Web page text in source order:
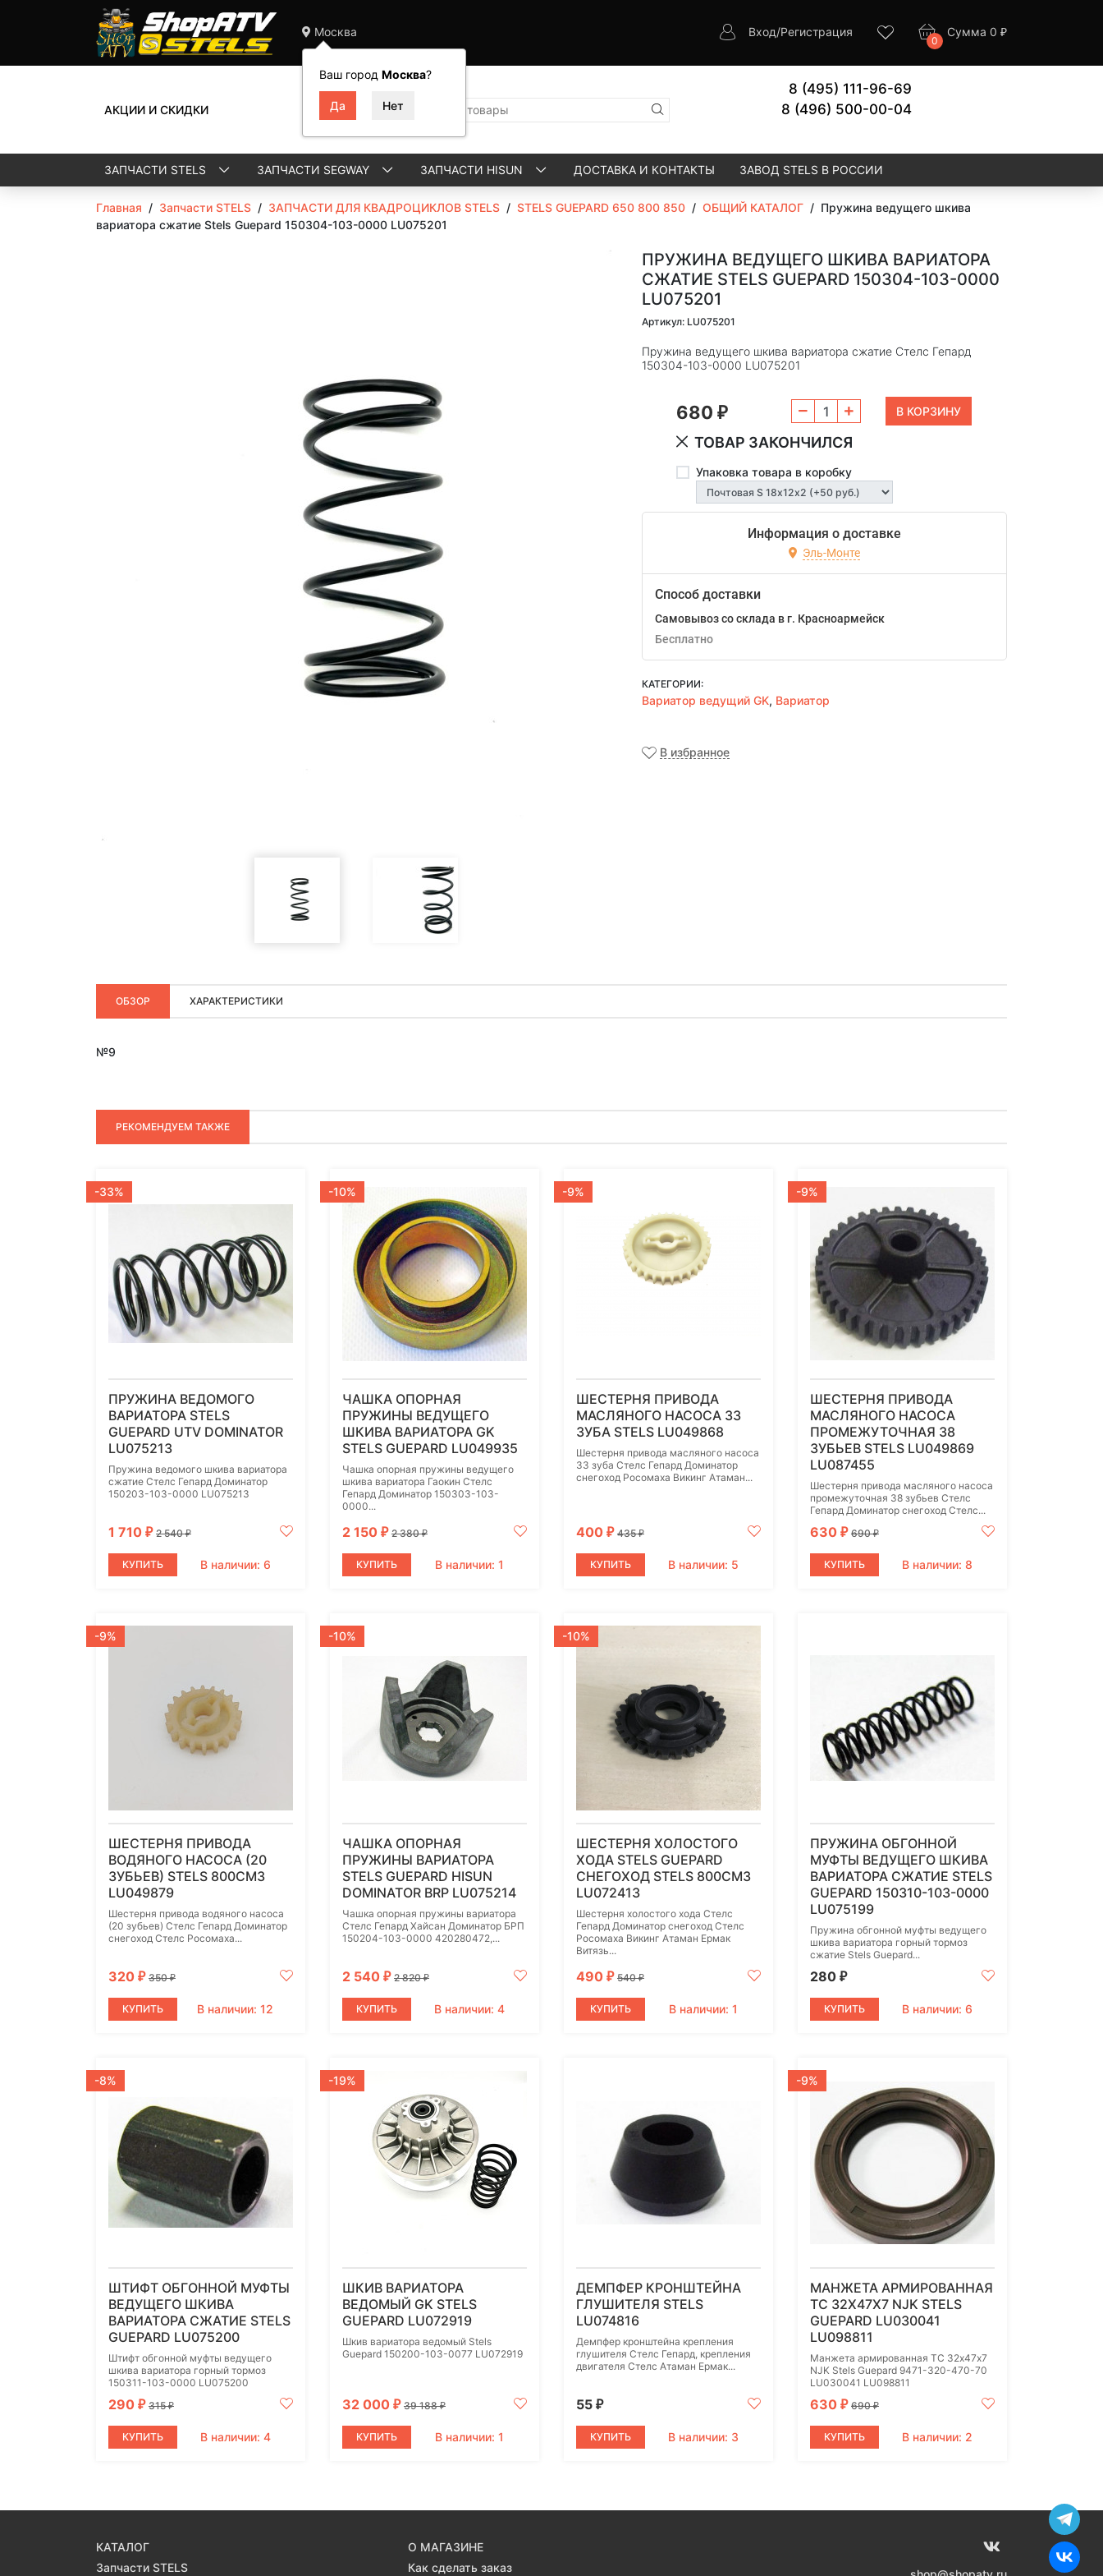
Москва
Ваш город Москва?
Вход/Регистрация
0
Сумма 0 ₽
АКЦИИ И СКИДКИ
8 (495) 111-96-69
8 (496) 500-00-04
ЗАПЧАСТИ STELS ЗАПЧАСТИ SEGWAY ЗАПЧАСТИ HISUN ДОСТАВКА И КОНТАКТЫ ЗАВОД STELS В РОССИИ
Главная / Запчасти STELS / ЗАПЧАСТИ ДЛЯ КВАДРОЦИКЛОВ STELS / STELS GUEPARD 650 800 850 / ОБЩИЙ КАТАЛОГ / Пружина ведущего шкива
вариатора сжатие Stels Guepard 150304-103-0000 LU075201
ПРУЖИНА ВЕДУЩЕГО ШКИВА ВАРИАТОРА
СЖАТИЕ STELS GUEPARD 150304-103-0000
LU075201
Артикул: LU075201
Пружина ведущего шкива вариатора сжатие Стелс Гепард
150304-103-0000 LU075201
680₽
ТОВАР ЗАКОНЧИЛСЯ
Упаковка товара в коробку
Информация о доставке
Эль-Монте
Способ доставки
Самовывоз со склада в г. Красноармейск
Бесплатно
КАТЕГОРИИ:
Вариатор ведущий GK, Вариатор
В избранное
ОБЗОР ХАРАКТЕРИСТИКИ
№9
РЕКОМЕНДУЕМ ТАКЖЕ
-33%
ПРУЖИНА ВЕДОМОГО
ВАРИАТОРА STELS
GUEPARD UTV DOMINATOR
LU075213
Пружина ведомого шкива вариатора
сжатие Стелс Гепард Доминатор
150203-103-0000 LU075213
1 710 ₽ 2 540₽
КУПИТЬ В наличии: 6
-10%
ЧАШКА ОПОРНАЯ
ПРУЖИНЫ ВЕДУЩЕГО
ШКИВА ВАРИАТОРА GK
STELS GUEPARD LU049935
Чашка опорная пружины ведущего
шкива вариатора Гаокин Стелс
Гепард Доминатор 150303-103-
0000...
2 150 ₽ 2 380₽
КУПИТЬ В наличии: 1
-9%
ШЕСТЕРНЯ ПРИВОДА
МАСЛЯНОГО НАСОСА 33
ЗУБА STELS LU049868
Шестерня привода масляного насоса
33 зуба Стелс Гепард Доминатор
снегоход Росомаха Викинг Атаман...
400 ₽ 435₽
КУПИТЬ В наличии: 5
-9%
ШЕСТЕРНЯ ПРИВОДА
МАСЛЯНОГО НАСОСА
ПРОМЕЖУТОЧНАЯ 38
ЗУБЬЕВ STELS LU049869
LU087455
Шестерня привода масляного насоса
промежуточная 38 зубьев Стелс
Гепард Доминатор снегоход Стелс...
630 ₽ 690₽
КУПИТЬ В наличии: 8
-9%
ШЕСТЕРНЯ ПРИВОДА
ВОДЯНОГО НАСОСА (20
ЗУБЬЕВ) STELS 800СМ3
LU049879
Шестерня привода водяного насоса
(20 зубьев) Стелс Гепард Доминатор
снегоход Стелс Росомаха...
320 ₽ 350₽
КУПИТЬ В наличии: 12
-10%
ЧАШКА ОПОРНАЯ
ПРУЖИНЫ ВАРИАТОРА
STELS GUEPARD HISUN
DOMINATOR BRP LU075214
Чашка опорная пружины вариатора
Стелс Гепард Хайсан Доминатор БРП
150204-103-0000 420280472,...
2 540 ₽ 2 820₽
КУПИТЬ В наличии: 4
-10%
ШЕСТЕРНЯ ХОЛОСТОГО
ХОДА STELS GUEPARD
СНЕГОХОД STELS 800СМ3
LU072413
Шестерня холостого хода Стелс
Гепард Доминатор снегоход Стелс
Росомаха Викинг Атаман Ермак
Витязь...
490 ₽ 540₽
КУПИТЬ В наличии: 1
ПРУЖИНА ОБГОННОЙ
МУФТЫ ВЕДУЩЕГО ШКИВА
ВАРИАТОРА СЖАТИЕ STELS
GUEPARD 150310-103-0000
LU075199
Пружина обгонной муфты ведущего
шкива вариатора горный тормоз
сжатие Stels Guepard...
280 ₽
КУПИТЬ В наличии: 6
-8%
ШТИФТ ОБГОННОЙ МУФТЫ
ВЕДУЩЕГО ШКИВА
ВАРИАТОРА СЖАТИЕ STELS
GUEPARD LU075200
Штифт обгонной муфты ведущего
шкива вариатора горный тормоз
150311-103-0000 LU075200
290 ₽ 315₽
КУПИТЬ В наличии: 4
-19%
ШКИВ ВАРИАТОРА
ВЕДОМЫЙ GK STELS
GUEPARD LU072919
Шкив вариатора ведомый Stels
Guepard 150200-103-0077 LU072919
32 000 ₽ 39 188₽
КУПИТЬ В наличии: 1
ДЕМПФЕР КРОНШТЕЙНА
ГЛУШИТЕЛЯ STELS
LU074816
Демпфер кронштейна крепления
глушителя Стелс Гепард, крепления
двигателя Стелс Атаман Ермак...
55 ₽
КУПИТЬ В наличии: 3
-9%
МАНЖЕТА АРМИРОВАННАЯ
TC 32Х47Х7 NJK STELS
GUEPARD LU030041
LU098811
Манжета армированная TC 32х47х7
NJK Stels Guepard 9471-320-470-70
LU030041 LU098811
630 ₽ 690₽
КУПИТЬ В наличии: 2
КАТАЛОГ
Запчасти STELS
О МАГАЗИНЕ
Как сделать заказ